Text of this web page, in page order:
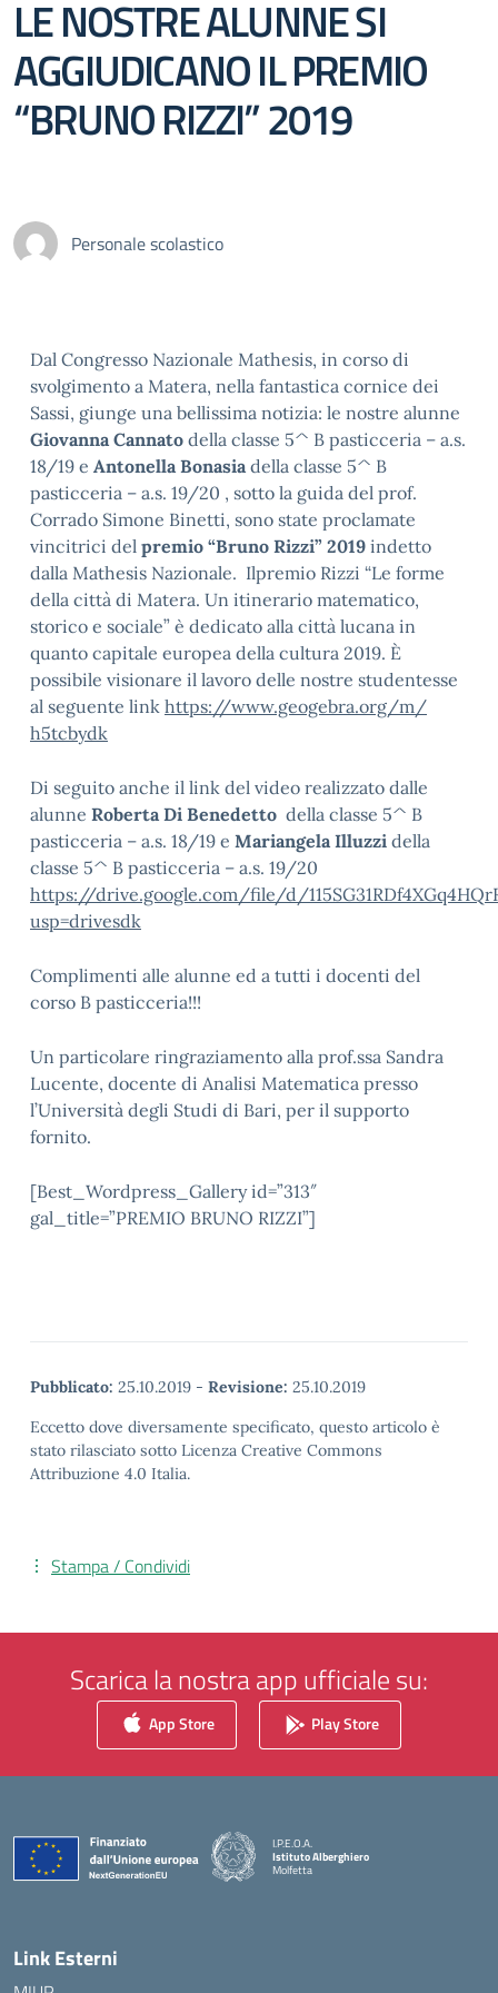
LE NOSTRE ALUNNE SI
AGGIUDICANO IL PREMIO
“BRUNO RIZZI” 2019
Personale scolastico
Dal Congresso Nazionale Mathesis, in corso di
svolgimento a Matera, nella fantastica cornice dei
Sassi, giunge una bellissima notizia: le nostre alunne
Giovanna Cannato della classe 5^ B pasticceria – a.s.
18/19 e Antonella Bonasiadella classe 5^ B
pasticceria – a.s. 19/20 , sotto la guida del prof.
Corrado Simone Binetti, sono state proclamate
vincitrici del premio “Bruno Rizzi” 2019 indetto
dalla Mathesis Nazionale. Ilpremio Rizzi “Le forme
della città di Matera. Un itinerario matematico,
storico e sociale” è dedicato alla città lucana in
quanto capitale europea della cultura 2019. È
possibile visionare il lavoro delle nostre studentesse
al seguente link https://www.geogebra.org/m/
h5tcbydk
Di seguito anche il link del video realizzato dalle
alunne Roberta Di Benedetto della classe 5^ B
pasticceria – a.s. 18/19 e Mariangela Illuzzi della
classe 5^ B pasticceria – a.s. 19/20
https://drive.google.com/file/d/
usp=drivesdk
Complimenti alle alunne ed a tutti i docenti del
corso B pasticceria!!!
Un particolare ringraziamento alla prof.ssa Sandra
Lucente, docente di Analisi Matematica presso
l’Università degli Studi di Bari, per il supporto
fornito.
[Best_Wordpress_Gallery id=”313″
gal_title=”PREMIO BRUNO RIZZI”]
Pubblicato: 25.10.2019 - Revisione: 25.10.2019
Eccetto dove diversamente specificato, questo articolo è
stato rilasciato sotto Licenza Creative Commons
Attribuzione 4.0 Italia.
Stampa / Condividi
Scarica la nostra app ufficiale su:
App Store Play Store
I.P.E.O.A.
Istituto Alberghiero
Molfetta
Link Esterni